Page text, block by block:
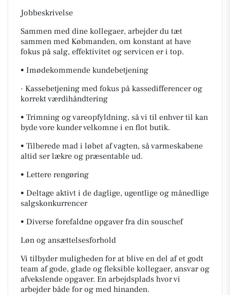
Jobbeskrivelse
Sammen med dine kollegaer, arbejder du tæt
sammen med Købmanden, om konstant at have
fokus på salg, effektivitet og servicen er i top.
• Imødekommende kundebetjening
· Kassebetjening med fokus på kassedifferencer og
korrekt værdihåndtering
• Trimning og vareopfyldning, så vi til enhver til kan
byde vore kunder velkomne i en flot butik.
• Tilberede mad i løbet af vagten, så varmeskabene
altid ser lækre og præsentable ud.
• Lettere rengøring
• Deltage aktivt i de daglige, ugentlige og månedlige
salgskonkurrencer
• Diverse forefaldne opgaver fra din souschef
Løn og ansættelsesforhold
Vi tilbyder muligheden for at blive en del af et godt
team af gode, glade og fleksible kollegaer, ansvar og
afvekslende opgaver. En arbejdsplads hvor vi
arbejder både for og med hinanden.